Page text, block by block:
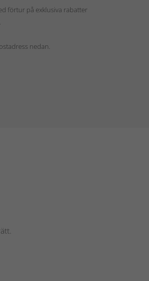
förtur på exklusiva rabatter
nedan.